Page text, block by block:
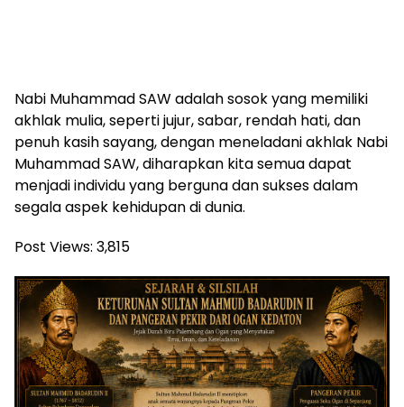
Nabi Muhammad SAW adalah sosok yang memiliki
akhlak mulia, seperti jujur, sabar, rendah hati, dan
penuh kasih sayang, dengan meneladani akhlak Nabi
Muhammad SAW, diharapkan kita semua dapat
menjadi individu yang berguna dan sukses dalam
segala aspek kehidupan di dunia.
Post Views: 3,815